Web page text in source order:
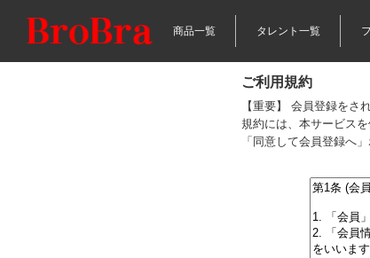
商品一覧 タレント一覧
ご利用規約
【重要】 会員登録をさ
規約には、本サービス
「同意して会員登録へ